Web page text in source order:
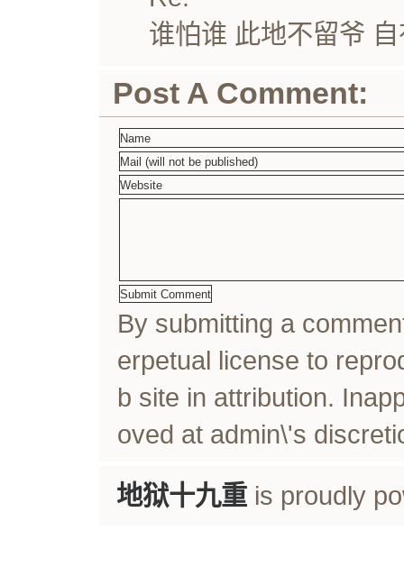
谁怕谁 此地不留爷
Post A Comment:
By submitting a
erpetual license to
b site in attribution.
oved at admin\'s
地狱十九重is proudly